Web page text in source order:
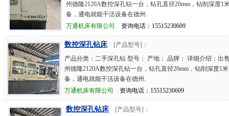
州德隆2120A数控深孔钻一台，钻孔直径20mm，钻削深度1
备，通电就能干活设备在德州.
万通机床有限公司
资询电话：15515230609
数控深孔钻床
[产品型号]：
产品分类：二手深孔钻 型号： 产地： 品牌： 详细介绍：出
州德隆2120A数控深孔钻一台，钻孔直径20mm，钻削深度1
备，通电就能干活设备在德州.
万通机床有限公司
资询电话：15515230609
数控深孔钻床 [产品型号]：